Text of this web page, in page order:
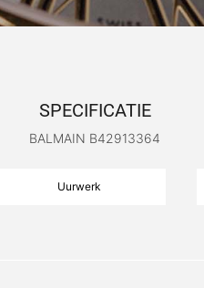
SPECIFICATIE
BALMAIN B42913364
Uurwerk